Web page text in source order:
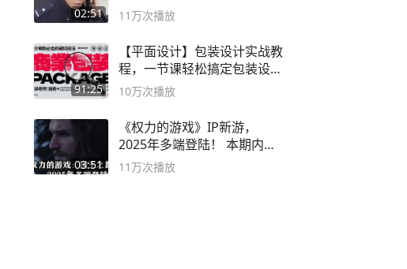
02:51 11万次播放
91:25
【平面设计】包装设计实战教
程，一节课轻松搞定包装设计
流程！
10万次播放
03:51
《权力的游戏》IP新游，
2025年多端登陆！ 本期内容
概要
11万次播放